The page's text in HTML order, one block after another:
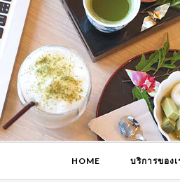
HOME บริการของเ